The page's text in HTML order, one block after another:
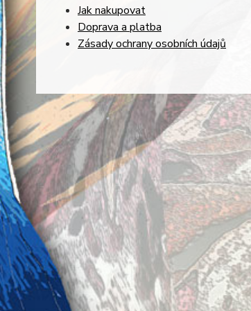
Jak nakupovat
Doprava a platba
Zásady ochrany osobních údajů